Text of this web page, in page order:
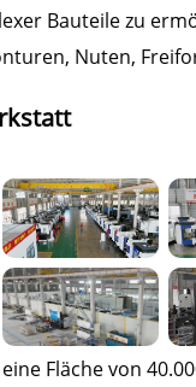
Bauteile zu
Nuten,
Fläche von